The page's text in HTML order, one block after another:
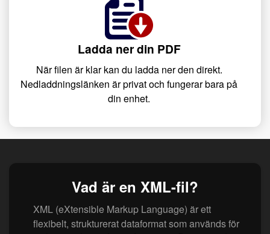
Ladda ner din PDF
När filen är klar kan du ladda ner den direkt.
Nedladdningslänken är privat och fungerar bara på
din enhet.
Vad är en XML-fil?
XML (eXtensible Markup Language) är ett
flexibelt, strukturerat dataformat som används för